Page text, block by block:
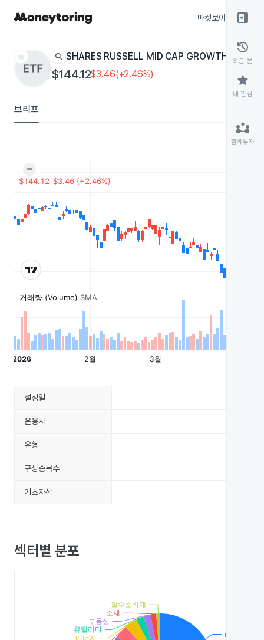
마켓보이스
star search ISHARES RUSSELL MID CAP GROWTH IWP ETF
$144.12$3.46(+2.46%)
브리프
right_panel_open
history
최근 본
star
내 관심
partner_exchange
함께투자